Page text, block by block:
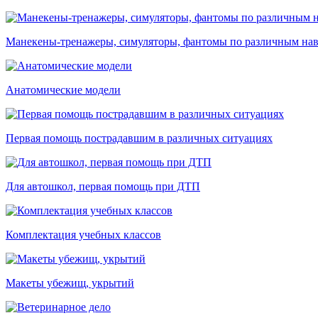
Манекены-тренажеры, симуляторы, фантомы по различным
Анатомические модели
Первая помощь пострадавшим в различных ситуациях
Для автошкол, первая помощь при ДТП
Комплектация учебных классов
Макеты убежищ, укрытий